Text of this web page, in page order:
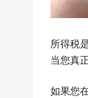
所得税
当您真
如果您